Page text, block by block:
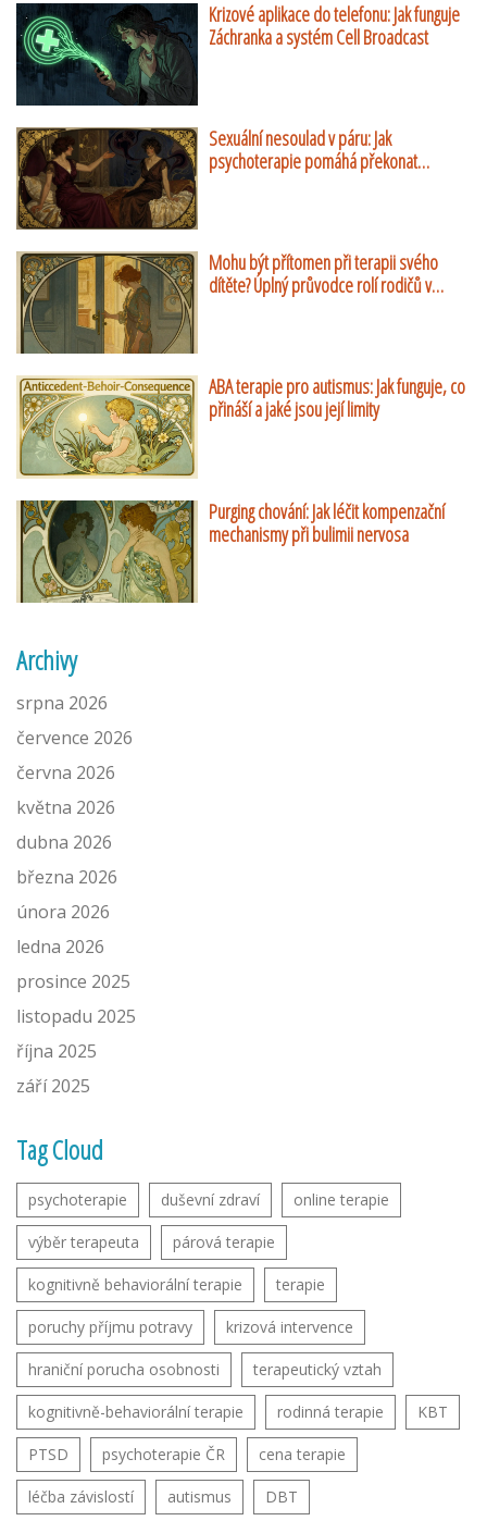
Krizové aplikace do telefonu: Jak funguje
Záchranka a systém Cell Broadcast
Sexuální nesoulad v páru: Jak
psychoterapie pomáhá překonat
Mohu být přítomen při terapii svého
dítěte? Úplný průvodce rolí rodičů v
ABA terapie pro autismus: Jak funguje, co
přináší a jaké jsou její limity
Purging chování: Jak léčit kompenzační
mechanismy při bulimii nervosa
Archivy
srpna 2026
července 2026
června 2026
května 2026
dubna 2026
března 2026
února 2026
ledna 2026
prosince 2025
listopadu 2025
října 2025
září 2025
Tag Cloud
psychoterapie duševní zdraví online terapie
výběr terapeuta párová terapie
kognitivně behaviorální terapie terapie
poruchy příjmu potravy krizová intervence
hraniční porucha osobnosti terapeutický vztah
kognitivně-behaviorální terapie rodinná terapie KBT
PTSD psychoterapie ČR cena terapie
léčba závislostí autismus DBT